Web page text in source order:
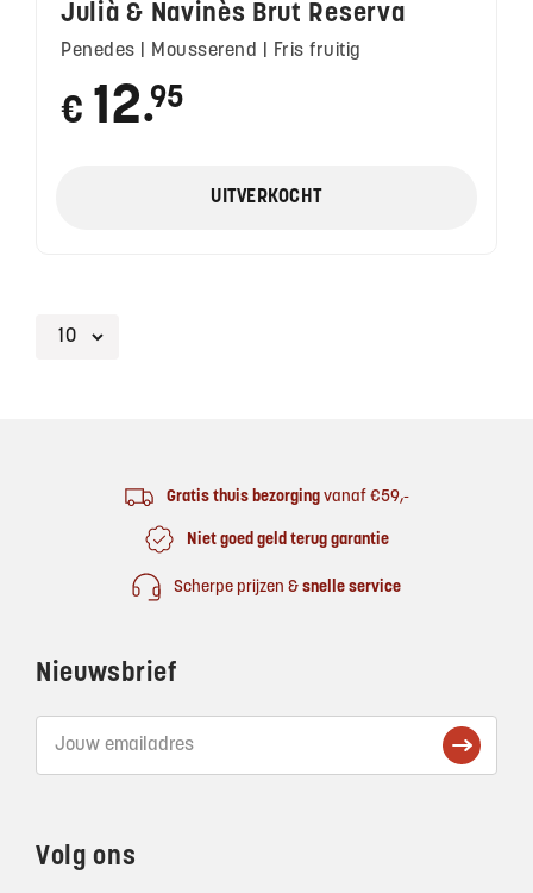
Julià & Navinès Brut Reserva
Penedes | Mousserend | Fris fruitig
€ 12 ●
95
UITVERKOCHT
Gratis thuis bezorgingvanaf €59,-
Niet goed geld terug garantie
Scherpe prijzen & snelle service
Nieuwsbrief
Volg ons